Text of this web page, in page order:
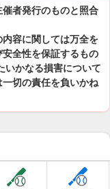
者発行のものと照合
容に関しては万全を
全性を保証するもの
いかなる損害について
切の責任を負いかね